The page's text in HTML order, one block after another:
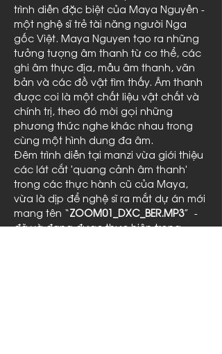
trình diễn đặc biệt của Maya Nguyễn -
một nghệ sĩ trẻ tài năng người Nga
gốc Việt. Maya Nguyen tạo ra những
tưởng tượng âm thanh từ cơ thể, các
ghi âm thực địa, mẫu âm thanh, văn
bản và các đồ vật tìm thấy. Âm thanh
được coi là một chất liệu vật chất và
chính trị, theo đó mời gọi những
phương thức nghe khác nhau trong
cùng một hình dung đa âm.
Đêm trình diễn tại manzi vừa giới thiệu
các lát cắt 'quang cảnh âm thanh'
trong các thực hành cũ của Maya,
vừa là dịp để nghệ sĩ ra mắt dự án mới
mang tên “ZOOM01_DXC_BER.MP3”  -
đã và đang được thực hiện trong